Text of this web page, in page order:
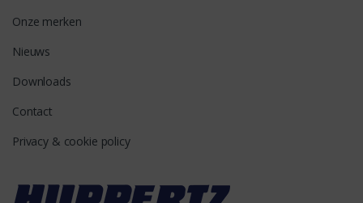
Onze merken
Nieuws
Downloads
Contact
Privacy & cookie policy